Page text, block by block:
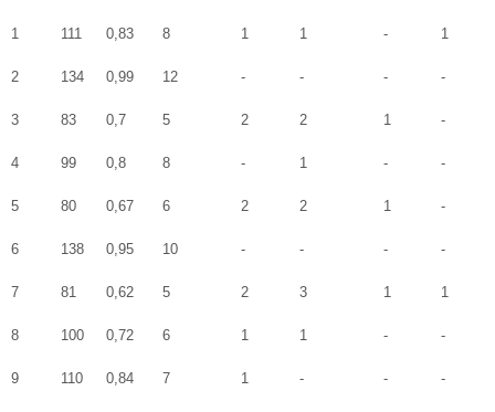
1 111 0,83 8 1 1 - 1
2 134 0,99 12 - - - -
3 83 0,7 5 2 2 1 -
4 99 0,8 8 - 1 - -
5 80 0,67 6 2 2 1 -
6 138 0,95 10 - - - -
7 81 0,62 5 2 3 1 1
8 100 0,72 6 1 1 - -
9 110 0,84 7 1 - - -